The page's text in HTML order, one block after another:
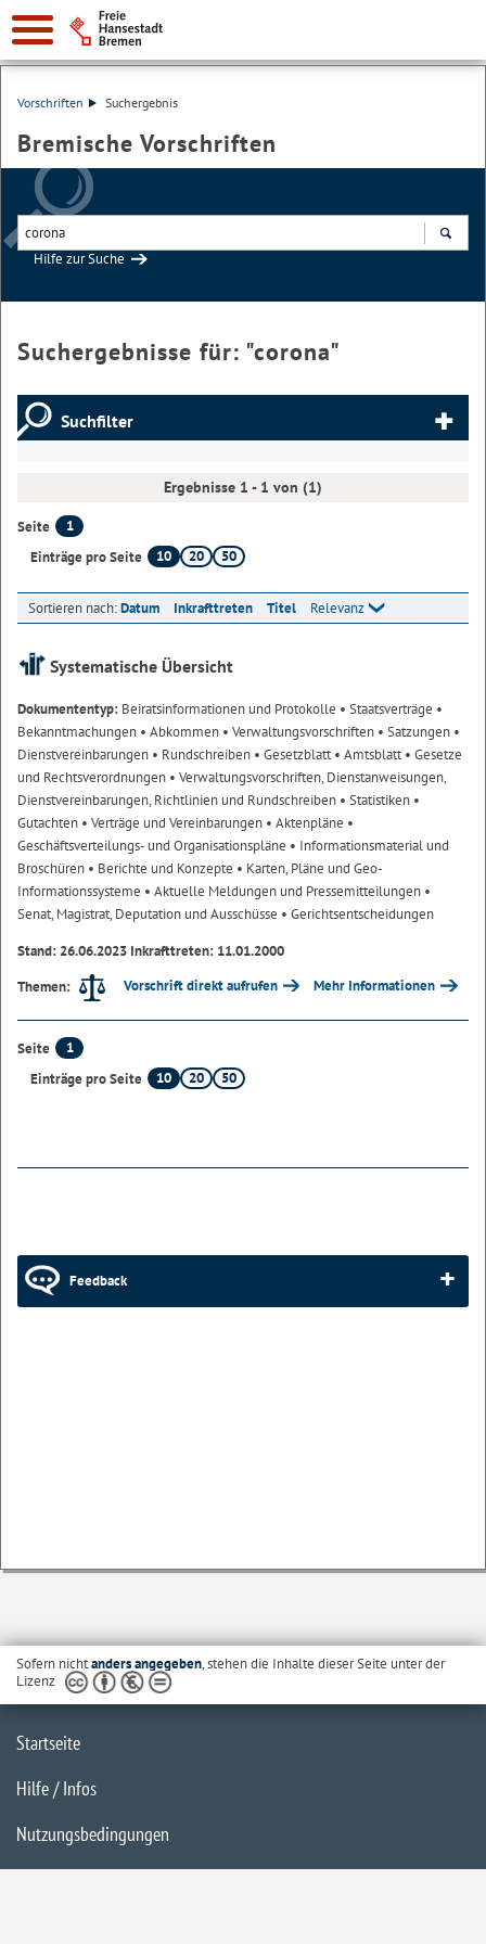
Vorschriften Suchergebnis
Bremische Vorschriften
Hilfe zur Suche
Suchergebnisse für: "corona"
Suchfilter
Ergebnisse 1 - 1 von (1)
Seite
1
Einträge pro Seite
10 20 50
Sortieren nach:Datum Inkrafttreten Titel Relevanz
Systematische Übersicht
Dokumententyp: Beiratsinformationen und Protokolle • Staatsverträge •
Bekanntmachungen • Abkommen • Verwaltungsvorschriften • Satzungen •
Dienstvereinbarungen • Rundschreiben • Gesetzblatt• Amtsblatt• Gesetze
und Rechtsverordnungen • Verwaltungsvorschriften, Dienstanweisungen,
Dienstvereinbarungen, Richtlinien und Rundschreiben • Statistiken •
Gutachten • Verträge und Vereinbarungen • Aktenpläne •
Geschäftsverteilungs- und Organisationspläne • Informationsmaterial und
Broschüren • Berichte und Konzepte • Karten, Pläne und Geo-
Informationssysteme • Aktuelle Meldungen und Pressemitteilungen •
Senat, Magistrat, Deputation und Ausschüsse • Gerichtsentscheidungen
Stand: 26.06.2023 Inkrafttreten: 11.01.2000
Themen:
Vorschrift direkt aufrufen Mehr Informationen
Seite
1
Einträge pro Seite
10 20 50
Feedback
Sofern nichtanders angegeben, stehen die Inhalte dieser Seite unter der
Lizenz
Startseite
Hilfe / Infos
Nutzungsbedingungen